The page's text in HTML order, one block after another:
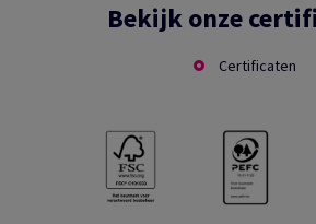
Bekijk onze
Certificaten